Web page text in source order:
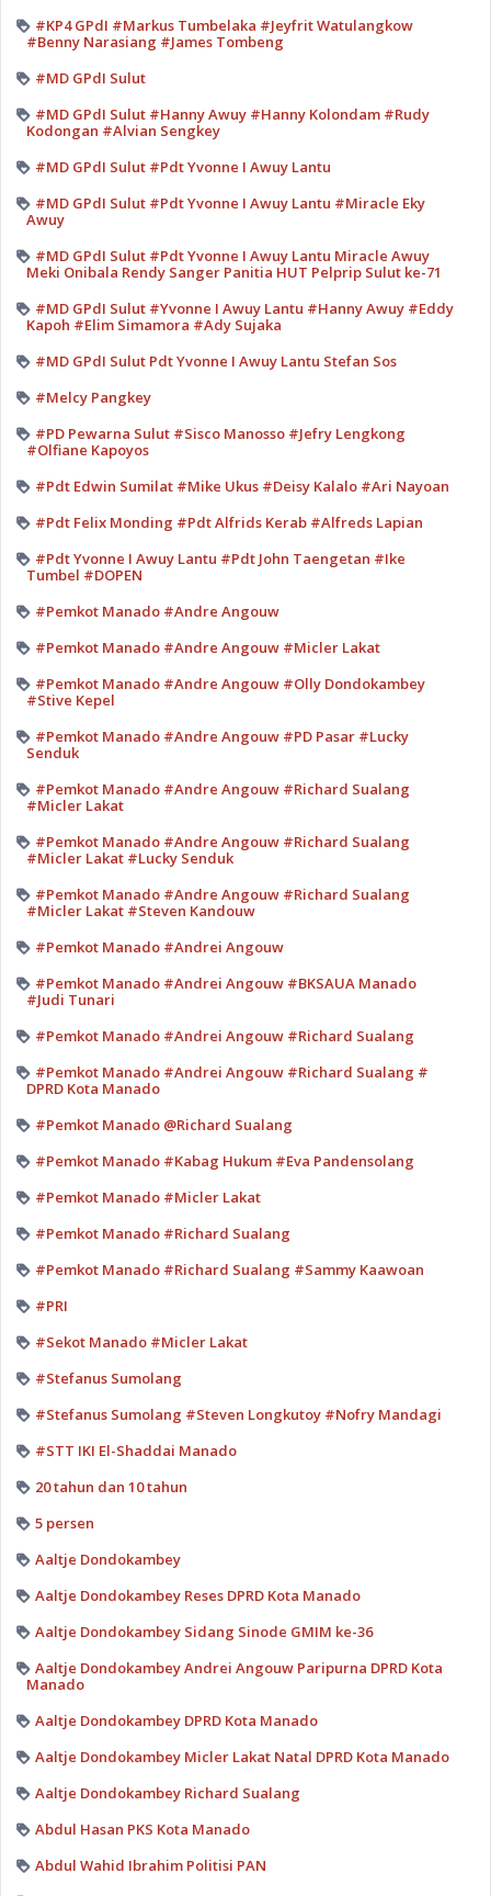
#KP4 GPdI #Markus Tumbelaka #Jeyfrit Watulangkow
#Benny Narasiang #James Tombeng
#MD GPdI Sulut
#MD GPdI Sulut #Hanny Awuy #Hanny Kolondam #Rudy
Kodongan #Alvian Sengkey
#MD GPdI Sulut #Pdt Yvonne I Awuy Lantu
#MD GPdI Sulut #Pdt Yvonne I Awuy Lantu #Miracle Eky
Awuy
#MD GPdI Sulut #Pdt Yvonne I Awuy Lantu Miracle Awuy
Meki Onibala Rendy Sanger Panitia HUT Pelprip Sulut ke-71
#MD GPdI Sulut #Yvonne I Awuy Lantu #Hanny Awuy #Eddy
Kapoh #Elim Simamora #Ady Sujaka
#MD GPdI Sulut Pdt Yvonne I Awuy Lantu Stefan Sos
#Melcy Pangkey
#PD Pewarna Sulut #Sisco Manosso #Jefry Lengkong
#Olfiane Kapoyos
#Pdt Edwin Sumilat #Mike Ukus #Deisy Kalalo #Ari Nayoan
#Pdt Felix Monding #Pdt Alfrids Kerab #Alfreds Lapian
#Pdt Yvonne I Awuy Lantu #Pdt John Taengetan #Ike
Tumbel #DOPEN
#Pemkot Manado #Andre Angouw
#Pemkot Manado #Andre Angouw #Micler Lakat
#Pemkot Manado #Andre Angouw #Olly Dondokambey
#Stive Kepel
#Pemkot Manado #Andre Angouw #PD Pasar #Lucky
Senduk
#Pemkot Manado #Andre Angouw #Richard Sualang
#Micler Lakat
#Pemkot Manado #Andre Angouw #Richard Sualang
#Micler Lakat #Lucky Senduk
#Pemkot Manado #Andre Angouw #Richard Sualang
#Micler Lakat #Steven Kandouw
#Pemkot Manado #Andrei Angouw
#Pemkot Manado #Andrei Angouw #BKSAUA Manado
#Judi Tunari
#Pemkot Manado #Andrei Angouw #Richard Sualang
#Pemkot Manado #Andrei Angouw #Richard Sualang #
DPRD Kota Manado
#Pemkot Manado @Richard Sualang
#Pemkot Manado #Kabag Hukum #Eva Pandensolang
#Pemkot Manado #Micler Lakat
#Pemkot Manado #Richard Sualang
#Pemkot Manado #Richard Sualang #Sammy Kaawoan
#PRI
#Sekot Manado #Micler Lakat
#Stefanus Sumolang
#Stefanus Sumolang #Steven Longkutoy #Nofry Mandagi
#STT IKI El-Shaddai Manado
20 tahun dan 10 tahun
5 persen
Aaltje Dondokambey
Aaltje Dondokambey Reses DPRD Kota Manado
Aaltje Dondokambey Sidang Sinode GMIM ke-36
Aaltje Dondokambey Andrei Angouw Paripurna DPRD Kota
Manado
Aaltje Dondokambey DPRD Kota Manado
Aaltje Dondokambey Micler Lakat Natal DPRD Kota Manado
Aaltje Dondokambey Richard Sualang
Abdul Hasan PKS Kota Manado
Abdul Wahid Ibrahim Politisi PAN